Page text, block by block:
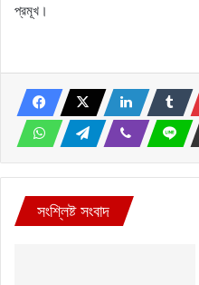
প্রমূখ।
সংশ্লিষ্ট সংবাদ